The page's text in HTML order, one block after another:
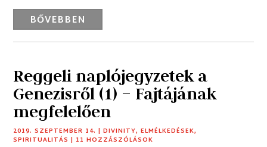
BŐVEBBEN
Reggeli naplójegyzetek a
Genezisről (1) – Fajtájának
megfelelően
2019. SZEPTEMBER 14. |DIVINITY,ELMÉLKEDÉSEK,
SPIRITUALITÁS | 11 HOZZÁSZÓLÁSOK